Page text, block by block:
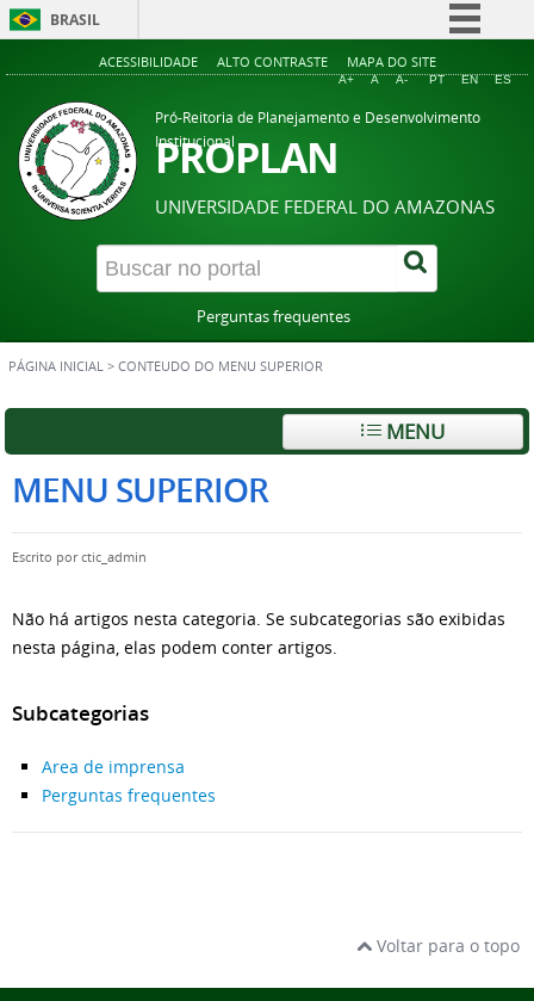
BRASIL
Simplifique!
Acesso à informação
Legislação
Canais
ACESSIBILIDADE ALTO CONTRASTE MAPA DO SITE
A+ A A- PT EN ES
Pró-Reitoria de Planejamento e Desenvolvimento
Institucional
PROPLAN
UNIVERSIDADE FEDERAL DO AMAZONAS
Perguntas frequentes
PÁGINA INICIAL > CONTEUDO DO MENU SUPERIOR
MENU
MENU SUPERIOR
Escrito porctic_admin
Não há artigos nesta categoria. Se subcategorias são exibidas
nesta página, elas podem conter artigos.
Subcategorias
Area de imprensa
Perguntas frequentes
Voltar para o topo